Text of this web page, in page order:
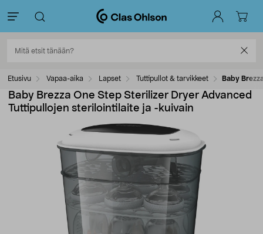
Etusivu Vapaa-aika Lapset Tuttipullot & tarvikkeet Baby
Baby Brezza One Step Sterilizer Dryer Advanced
Tuttipullojen sterilointilaite ja -kuivain